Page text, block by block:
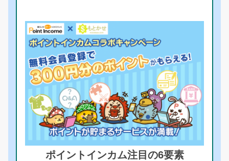
ポイントインカム注目の6要素